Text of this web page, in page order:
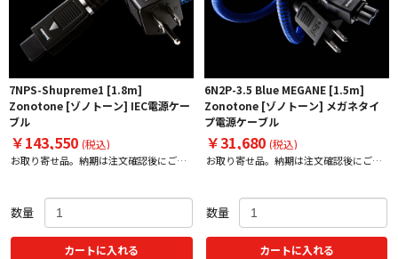
7NPS-Shupreme1 [1.8m]
Zonotone [ゾノトーン] IEC電源ケー
ブル
￥143,550 (税込)
お取り寄せ品。納期は注文確認後にご案
数量
カートに入れる
6N2P-3.5 Blue MEGANE [1.5m]
Zonotone [ゾノトーン] メガネタイ
プ電源ケーブル
￥31,680 (税込)
お取り寄せ品。納期は注文確認後にご案
数量
カートに入れる